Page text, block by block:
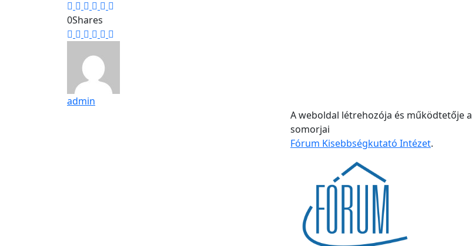
0Shares
admin
A weboldal létrehozója és működtetője a
somorjai
Fórum Kisebbségkutató Intézet.